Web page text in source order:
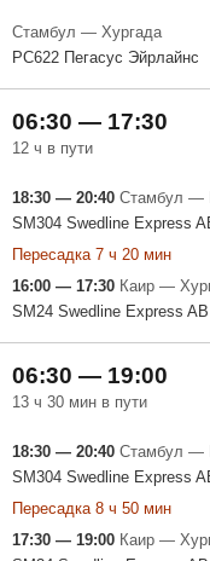
Стамбул — Хургада
PC622 Пегасус Эйрлайнс
06:30 — 17:30
12 ч в пути
18:30 — 20:40 Стамбул —
SM304 Swedline Express
Пересадка 7 ч 20 мин
16:00 — 17:30 Каир —
SM24 Swedline Express AB
06:30 — 19:00
13 ч 30 мин в пути
18:30 — 20:40 Стамбул —
SM304 Swedline Express
Пересадка 8 ч 50 мин
17:30 — 19:00 Каир —